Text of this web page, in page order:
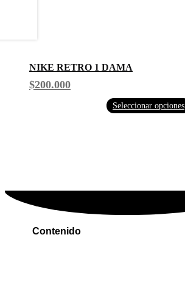
NIKE RETRO 1 DAMA
$200.000
Seleccionar opciones
Contenido